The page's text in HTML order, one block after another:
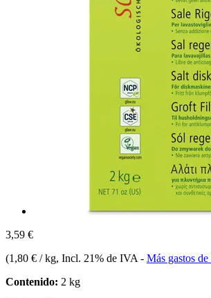
3,59 €
(1,80 € / kg, Incl. 21% de IVA - Más gastos
Contenido: 2 kg